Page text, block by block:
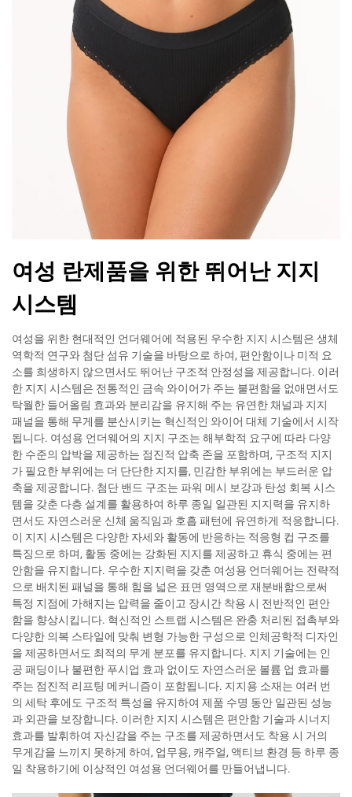
여성 란제품을 위한 뛰어난 지지
시스템
여성을 위한 현대적인 언더웨어에 적용된 우수한 지지 시스템은 생체
역학적 연구와 첨단 섬유 기술을 바탕으로 하여, 편안함이나 미적 요
소를 희생하지 않으면서도 뛰어난 구조적 안정성을 제공합니다. 이러
한 지지 시스템은 전통적인 금속 와이어가 주는 불편함을 없애면서도
탁월한 들어올림 효과와 분리감을 유지해 주는 유연한 채널과 지지
패널을 통해 무게를 분산시키는 혁신적인 와이어 대체 기술에서 시작
됩니다. 여성용 언더웨어의 지지 구조는 해부학적 요구에 따라 다양
한 수준의 압박을 제공하는 점진적 압축 존을 포함하며, 구조적 지지
가 필요한 부위에는 더 단단한 지지를, 민감한 부위에는 부드러운 압
축을 제공합니다. 첨단 밴드 구조는 파워 메시 보강과 탄성 회복 시스
템을 갖춘 다층 설계를 활용하여 하루 종일 일관된 지지력을 유지하
면서도 자연스러운 신체 움직임과 호흡 패턴에 유연하게 적응합니다.
이 지지 시스템은 다양한 자세와 활동에 반응하는 적응형 컵 구조를
특징으로 하며, 활동 중에는 강화된 지지를 제공하고 휴식 중에는 편
안함을 유지합니다. 우수한 지지력을 갖춘 여성용 언더웨어는 전략적
으로 배치된 패널을 통해 힘을 넓은 표면 영역으로 재분배함으로써
특정 지점에 가해지는 압력을 줄이고 장시간 착용 시 전반적인 편안
함을 향상시킵니다. 혁신적인 스트랩 시스템은 완충 처리된 접촉부와
다양한 의복 스타일에 맞춰 변형 가능한 구성으로 인체공학적 디자인
을 제공하면서도 최적의 무게 분포를 유지합니다. 지지 기술에는 인
공 패딩이나 불편한 푸시업 효과 없이도 자연스러운 볼륨 업 효과를
주는 점진적 리프팅 메커니즘이 포함됩니다. 지지용 소재는 여러 번
의 세탁 후에도 구조적 특성을 유지하여 제품 수명 동안 일관된 성능
과 외관을 보장합니다. 이러한 지지 시스템은 편안함 기술과 시너지
효과를 발휘하여 자신감을 주는 구조를 제공하면서도 착용 시 거의
무게감을 느끼지 못하게 하여, 업무용, 캐주얼, 액티브 환경 등 하루 종
일 착용하기에 이상적인 여성용 언더웨어를 만들어냅니다.